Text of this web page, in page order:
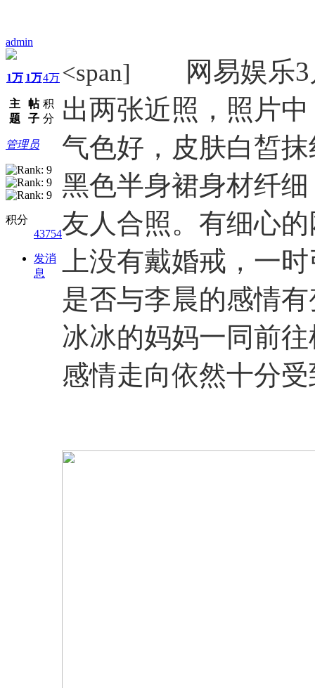
admin
1万
主
题
1万
帖
子
4万
积
分
管理员
积分
43754
发消
息
<span]
网易娱乐3
出两张近照，照片
气色好，皮肤白皙
黑色半身裙身材纤
友人合照。有细心
上没有戴婚戒，一
是否与李晨的感情
冰冰的妈妈一同前
感情走向依然十分